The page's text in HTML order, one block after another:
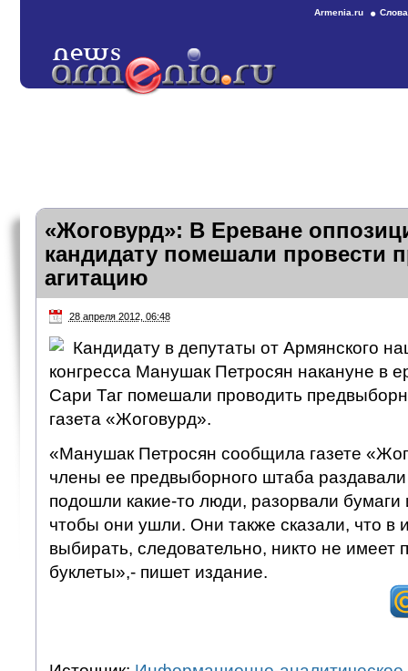
Armenia.ru
«Жоговурд»: В Ереване
кандидату помешали провести
агитацию
28 апреля 2012, 06:48
Кандидату в депутаты от Армянского
конгресса Манушак Петросян накануне в
Сари Таг помешали проводить
газета «Жоговурд».
«Манушак Петросян сообщила газете
члены ее предвыборного штаба
подошли какие-то люди, разорвали бумаги
чтобы они ушли. Они также сказали, что в
выбирать, следовательно, никто не имеет
буклеты»,- пишет издание.